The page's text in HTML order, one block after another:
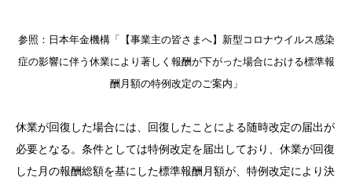
参照：日本年金機構「【事業主の皆さまへ】新型コロナウイルス感染
症の影響に伴う休業により著しく報酬が下がった場合における標準報
酬月額の特例改定のご案内」
休業が回復した場合には、回復したことによる随時改定の届出が
必要となる。条件としては特例改定を届出しており、休業が回復
した月の報酬総額を基にした標準報酬月額が、特例改定により決